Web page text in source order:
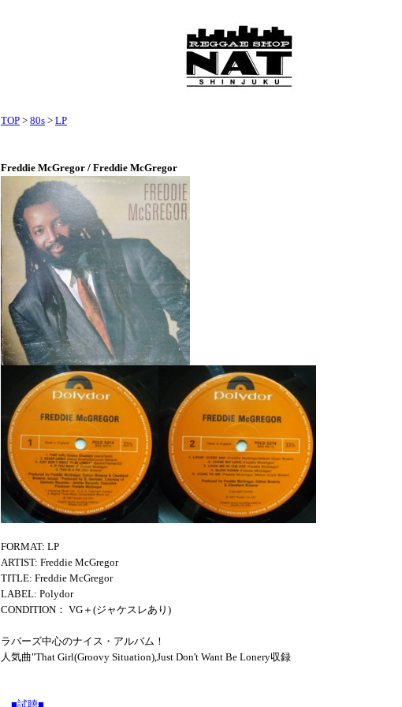
TOP > 80s > LP
Freddie McGregor / Freddie McGregor
FORMAT: LP
ARTIST: Freddie McGregor
TITLE: Freddie McGregor
LABEL: Polydor
CONDITION： VG＋(ジャケスレあり)
ラバーズ中心のナイス・アルバム！
人気曲"That Girl(Groovy Situation),Just Don't Want Be Lonery収録
■試聴■